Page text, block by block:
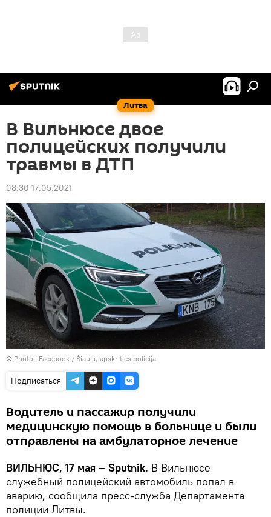
Литва
В Вильнюсе двое
полицейских получили
травмы в ДТП
08:30 17.05.2021
© Photo : Facebook / Šiaulių apskrities policija
Подписаться
Водитель и пассажир получили
медицинскую помощь в больнице и были
отправлены на амбулаторное лечение
ВИЛЬНЮС, 17 мая – Sputnik. В Вильнюсе
служебный полицейский автомобиль попал в
аварию, сообщила пресс-служба Департамента
полиции Литвы.